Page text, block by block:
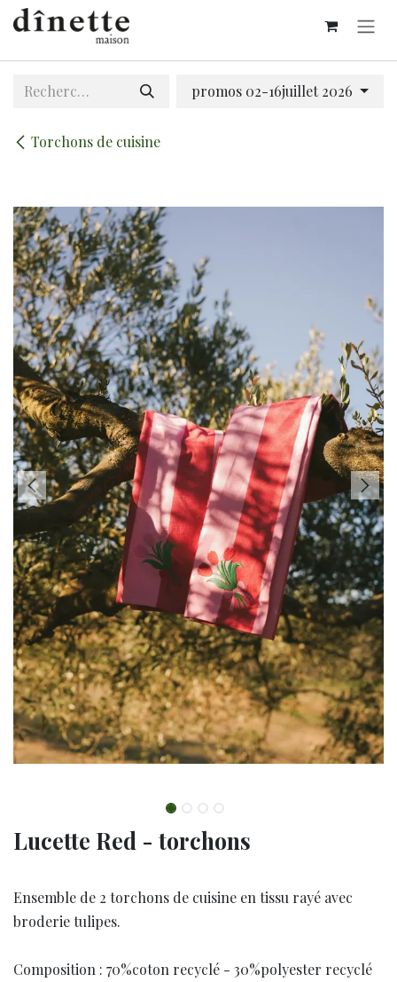
Se rendre au contenu
Torchons de cuisine
promos 02-16juillet 2026
Lucette Red - torchons
Ensemble de 2 torchons de cuisine en tissu rayé avec
broderie tulipes.
Composition : 70%coton recyclé - 30%polyester recyclé